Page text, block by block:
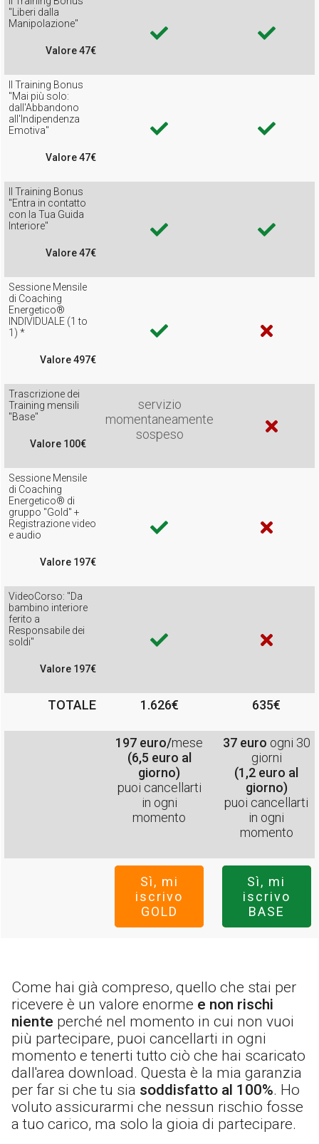
"Liberi dalla
Manipolazione"
Valore 47€
Il Training Bonus
"Mai più solo:
dall'Abbandono
all'Indipendenza
Emotiva"
Valore 47€
Il Training Bonus
"Entra in contatto
con la Tua Guida
Interiore"
Valore 47€
Sessione Mensile
di Coaching
Energetico®
INDIVIDUALE (1 to
1) *
Valore 497€
Trascrizione dei
Training mensili
"Base"
Valore 100€
servizio
momentaneamente
sospeso
Sessione Mensile
di Coaching
Energetico® di
gruppo "Gold" +
Registrazione video
e audio
Valore 197€
VideoCorso: "Da
bambino interiore
ferito a
Responsabile dei
soldi"
Valore 197€
TOTALE 1.626€ 635€
197 euro/mese
(6,5 euro al
giorno)
puoi cancellarti
in ogni
momento
37 euro ogni 30
giorni
(1,2 euro al
giorno)
puoi cancellarti
in ogni
momento
Sì, mi
iscrivo
GOLD
Sì, mi
iscrivo
BASE
Come hai già compreso, quello che stai per
ricevere è un valore enorme e non rischi
niente perché nel momento in cui non vuoi
più partecipare, puoi cancellarti in ogni
momento e tenerti tutto ciò che hai scaricato
dall'area download. Questa è la mia garanzia
per far si che tu sia soddisfatto al 100%. Ho
voluto assicurarmi che nessun rischio fosse
a tuo carico, ma solo la gioia di partecipare.